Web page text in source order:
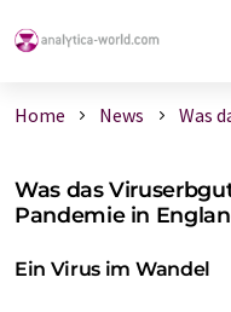
Home News Was
Was das
Pandemie in
Ein Virus im Wandel